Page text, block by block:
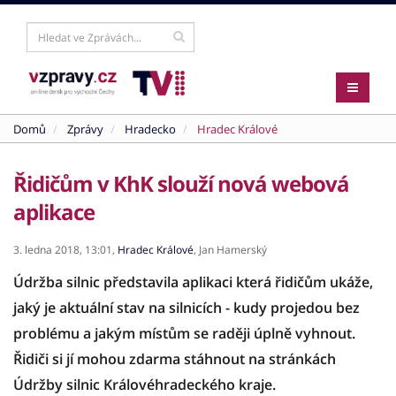
Domů Zprávy Hradecko Hradec Králové
Řidičům v KhK slouží nová webová
aplikace
3. ledna 2018, 13:01, Hradec Králové, Jan Hamerský
Údržba silnic představila aplikaci která řidičům ukáže,
jaký je aktuální stav na silnicích - kudy projedou bez
problému a jakým místům se raději úplně vyhnout.
Řidiči si jí mohou zdarma stáhnout na stránkách
Údržby silnic Královéhradeckého kraje.